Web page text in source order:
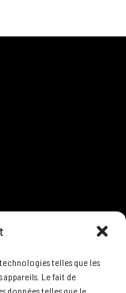
telles que les
Le fait de
données telles que le